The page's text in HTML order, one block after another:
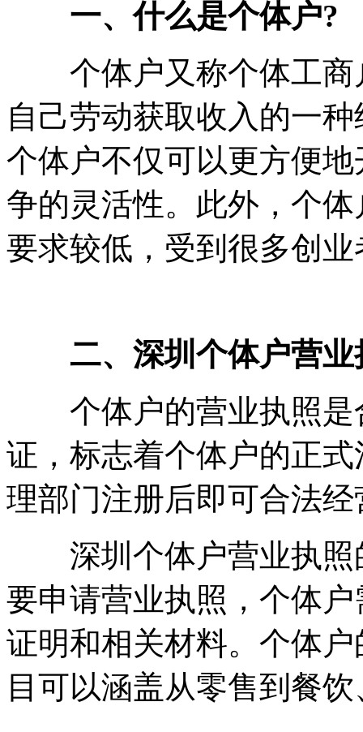
一、什么是个体户?
个体户又称个体工商
自己劳动获取收入的一
个体户不仅可以更方便
争的灵活性。此外，个
要求较低，受到很多创
二、深圳个体户营业
个体户的营业执照是
证，标志着个体户的正
理部门注册后即可合法经
深圳个体户营业执照
要申请营业执照，个体
证明和相关材料。个体
目可以涵盖从零售到餐